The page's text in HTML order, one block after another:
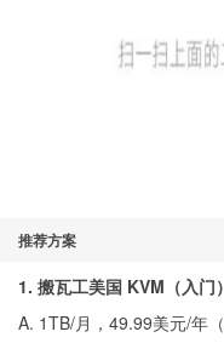
推荐方案
1. 搬瓦工美国 KVM（入门）
A. 1TB/月，49.99美元/年（